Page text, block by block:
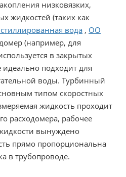
низковязких,
жидкостей (таких как
вода , ОО
(например, для
в закрытых
идеально подходит для
воды. Турбинный
типом скоростных
жидкость проходит
расходомера, рабочее
вынуждено
прямо пропорциональна
в трубопроводе.